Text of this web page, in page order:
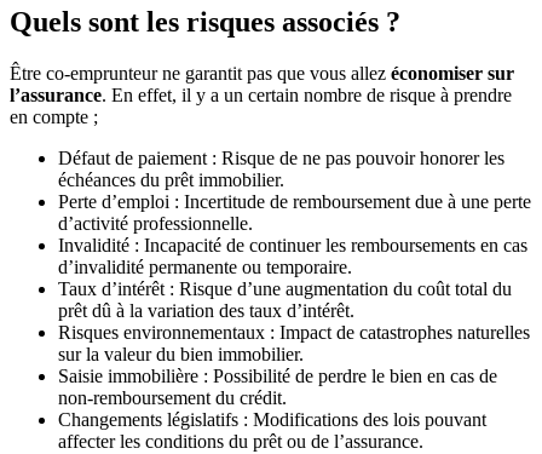
Quels sont les risques associés ?
Être co-emprunteur ne garantit pas que vous allez économiser sur
l’assurance. En effet, il y a un certain nombre de risque à prendre
en compte ;
Défaut de paiement : Risque de ne pas pouvoir honorer les
échéances du prêt immobilier.
Perte d’emploi : Incertitude de remboursement due à une perte
d’activité professionnelle.
Invalidité : Incapacité de continuer les remboursements en cas
d’invalidité permanente ou temporaire.
Taux d’intérêt : Risque d’une augmentation du coût total du
prêt dû à la variation des taux d’intérêt.
Risques environnementaux : Impact de catastrophes naturelles
sur la valeur du bien immobilier.
Saisie immobilière : Possibilité de perdre le bien en cas de
non-remboursement du crédit.
Changements législatifs : Modifications des lois pouvant
affecter les conditions du prêt ou de l’assurance.